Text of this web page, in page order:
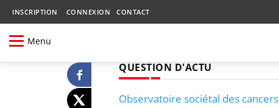
INSCRIPTION CONNEXION CONTACT
Menu
QUESTION D'ACTU
Observatoire sociétal des cancers